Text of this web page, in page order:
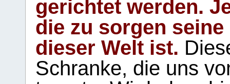
gerichtet werden.
die zu sorgen
dieser Welt ist.
Schranke, die uns